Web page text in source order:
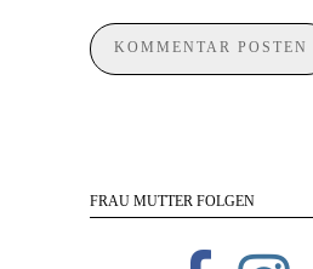
FRAU MUTTER FOLGEN